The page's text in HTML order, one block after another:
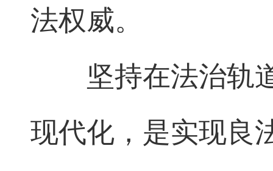
法权威。
坚持在法治轨
现代化，是实现良